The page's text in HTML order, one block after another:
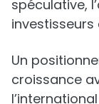
spéculative,
investisseurs
Un
croissance